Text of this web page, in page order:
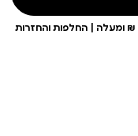
עלות משלוח 19 ₪ | משלוח חינם ברכישה ב-99 ₪ ומעלה | החלפות והחזרות